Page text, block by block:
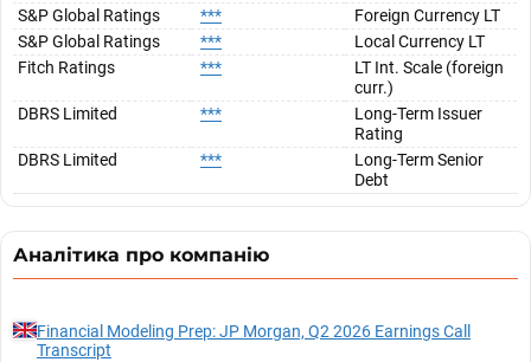
S&P Global Ratings ***
Foreign Currency LT
S&P Global Ratings
***
Local Currency LT
Fitch Ratings
***
LT Int. Scale (foreign
curr.)
DBRS Limited
***
Long-Term Issuer
Rating
DBRS Limited
***
Long-Term Senior
Debt
Аналітика про компанію
Financial Modeling Prep: JP Morgan, Q2 2026 Earnings Call
Transcript